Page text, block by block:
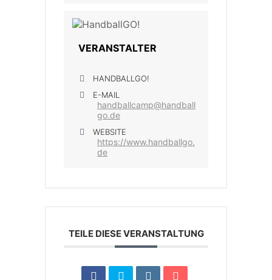
VERANSTALTER
HANDBALLGO!
E-MAIL
handballcamp@handball
go.de
WEBSITE
https://www.handballgo.
de
TEILE DIESE VERANSTALTUNG